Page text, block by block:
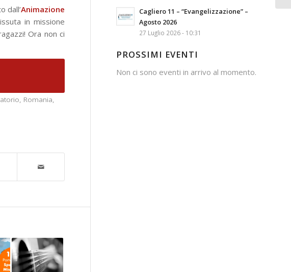
dall’Animazione
in missione
Ora non ci
, Romania,
Cagliero 11 – “Evangelizzazione” –
Agosto 2026
27 Luglio 2026 - 10:31
PROSSIMI EVENTI
Non ci sono eventi in arrivo al momento.